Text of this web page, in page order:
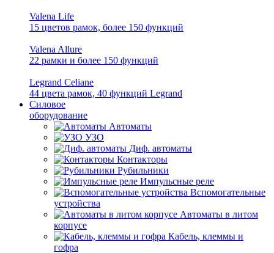
Valena Life
15 цветов рамок, более 150 функций
Valena Allure
22 рамки и более 150 функций
Legrand Celiane
44 цвета рамок, 40 функций Legrand
Силовое
оборудование
Автоматы
УЗО
Диф. автоматы
Контакторы
Рубильники
Импульсные реле
Вспомогательные
устройства
Автоматы в литом
корпусе
Кабель, клеммы и
гофра